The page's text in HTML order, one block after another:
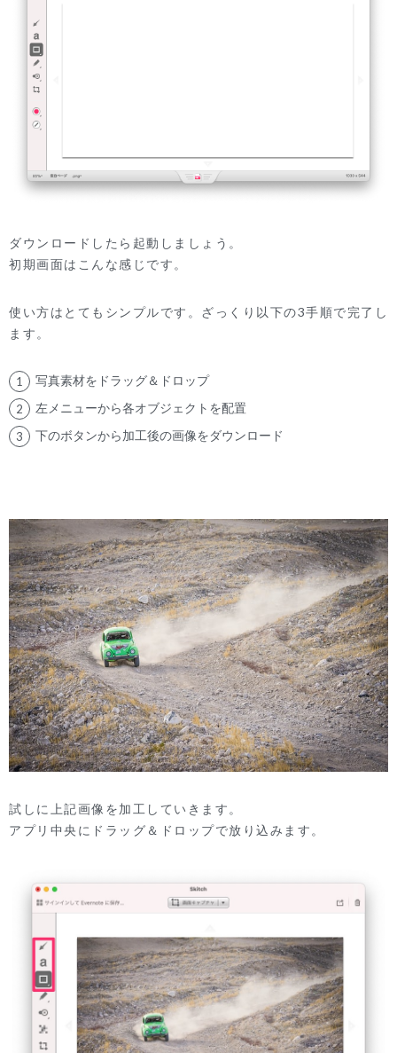
ダウンロードしたら起動しましょう。
初期画面はこんな感じです。
使い方はとてもシンプルです。ざっくり以下の3手順で完了し
ます。
写真素材をドラッグ＆ドロップ
左メニューから各オブジェクトを配置
下のボタンから加工後の画像をダウンロード
試しに上記画像を加工していきます。
アプリ中央にドラッグ＆ドロップで放り込みます。